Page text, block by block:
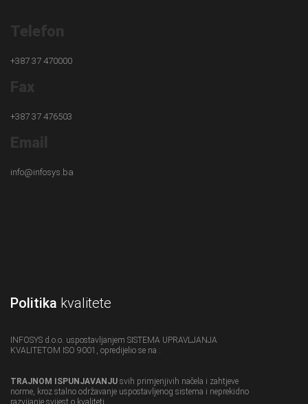
Telefon
+387 37 470000
Fax
+387 37 476503
Email
info@infosys.ba
Politika kvalitete
INFOSYS d.o.o. uspostavljanjem SISTEMA UPRAVLJANJA
KVALITETOM ISO 9001, opredijelio se na :
TRAJNOM ISPUNJAVANJU svih primjenjivih načela i zahtjeve
norme, kroz stalno održavanje uspostavljenog sistema i neprekidno